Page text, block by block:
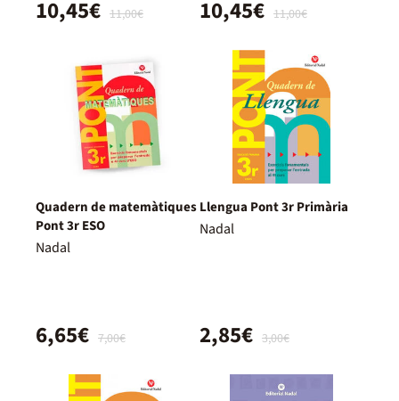
11,00€
10,45€ 11,00€
10,45€
Quadern de matemàtiques
Pont 3r ESO
Nadal
7,00€
6,65€
Llengua Pont 3r Primària
Nadal
3,00€
2,85€